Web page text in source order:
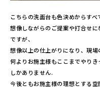
こちらの洗面台も色決めからす
想像しながらのご提案や打合せ
ですが、
想像以上の仕上がりになり、現
何よりお施主様もここまでやり
しかありません.
今後ともお施主様の理想とする